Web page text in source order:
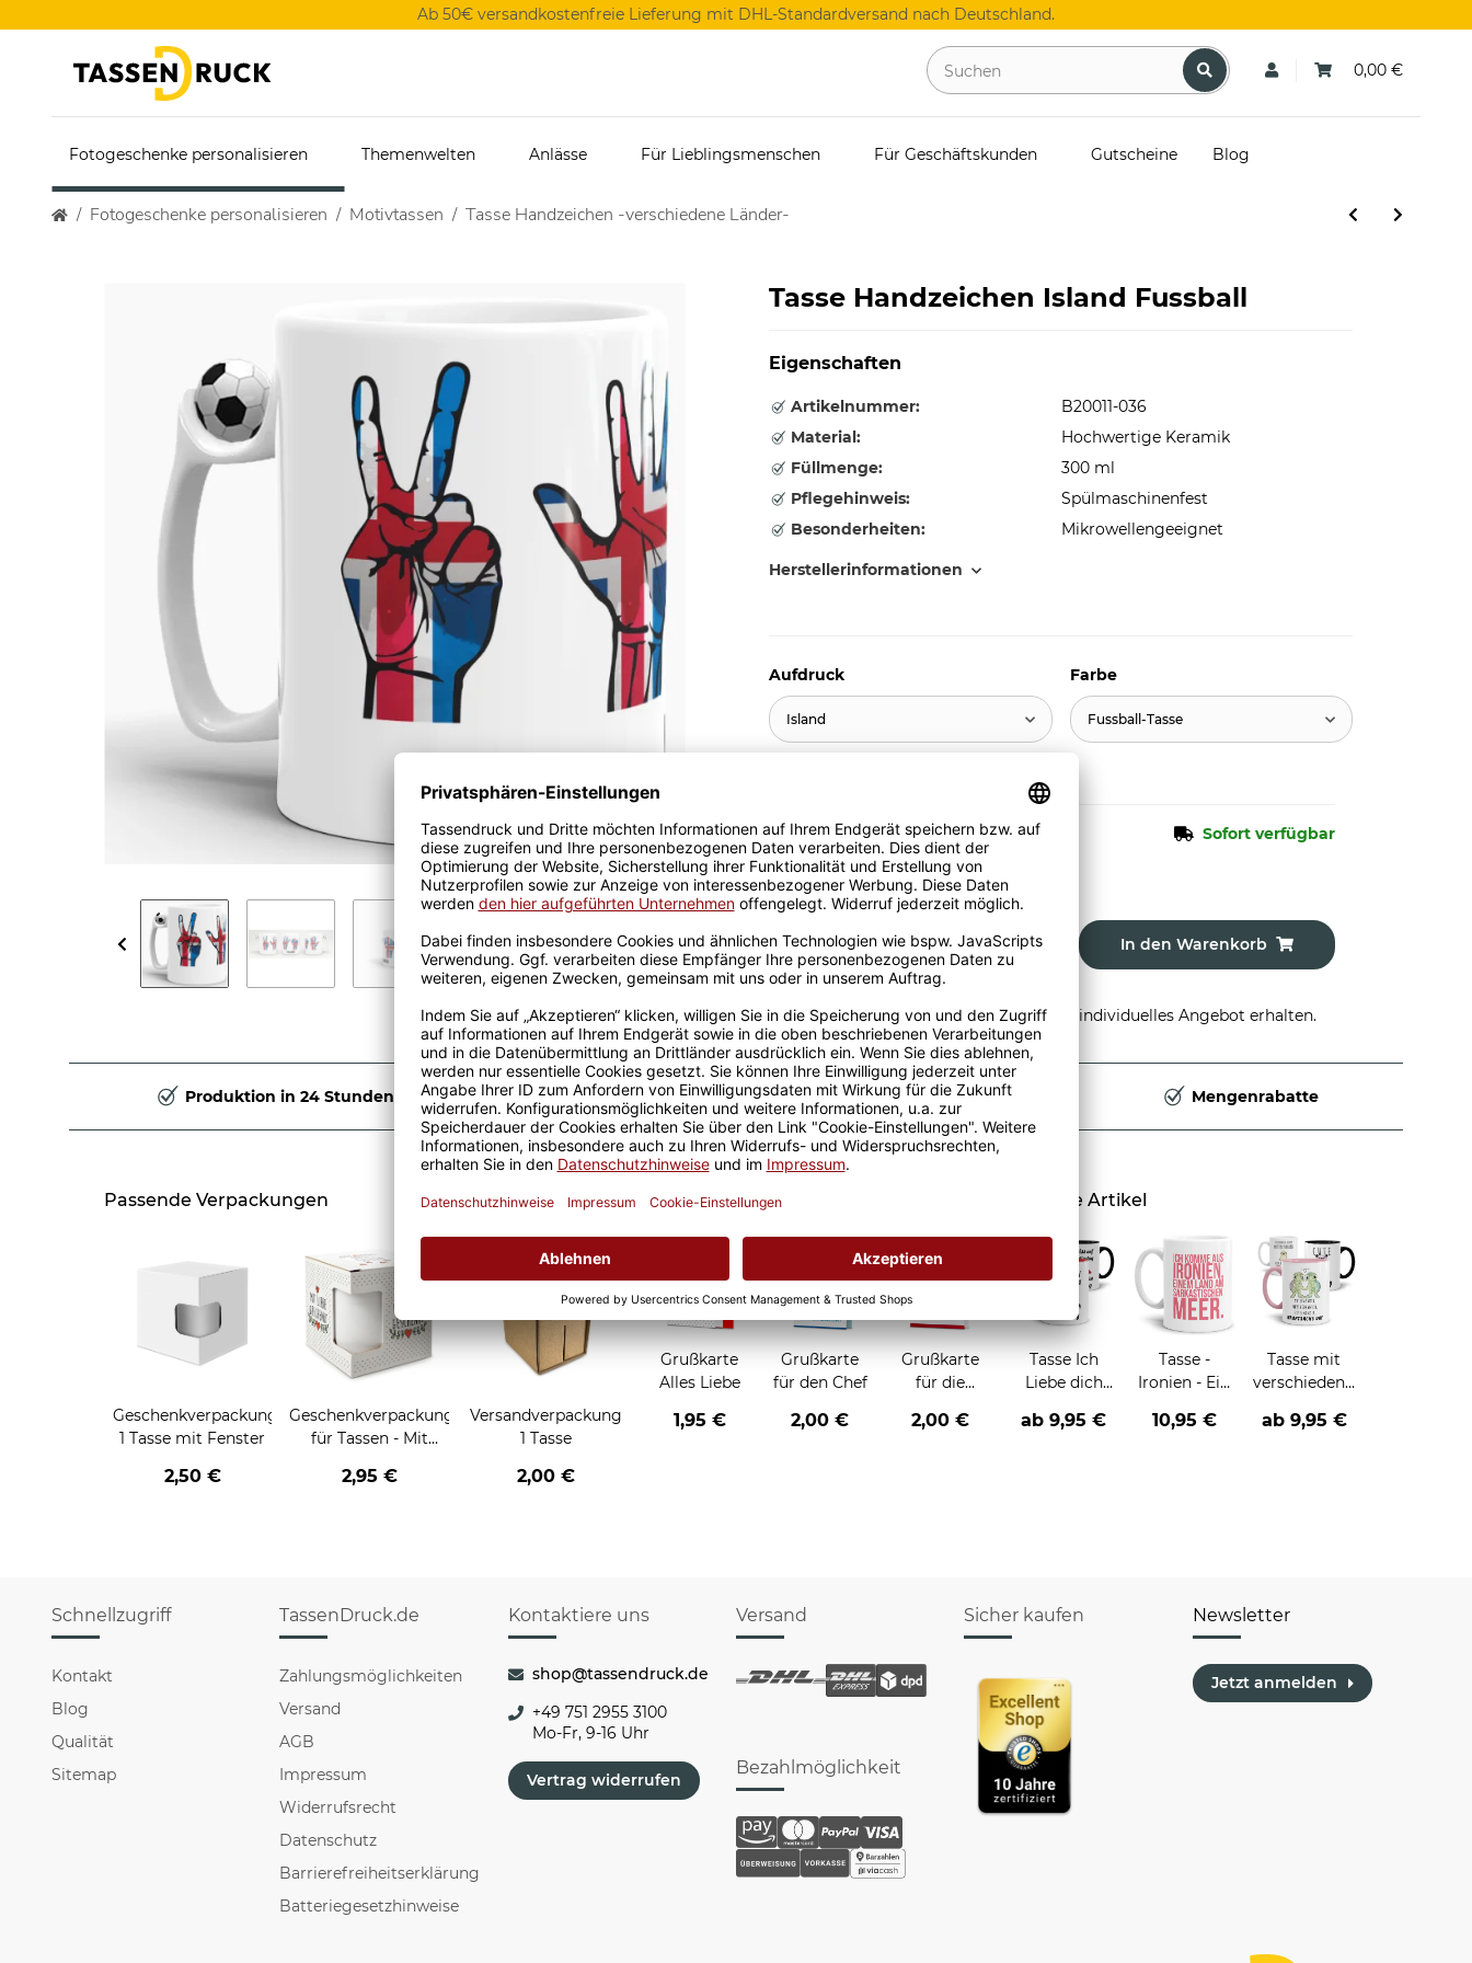
Ab 50€ versandkostenfreie Lieferung mit DHL-Standardversand nach Deutschland.
0,00 €
Fotogeschenke personalisieren Themenwelten Anlässe Für Lieblingsmenschen Für Geschäftskunden Gutscheine Blog
Fotogeschenke personalisieren Motivtassen Tasse Handzeichen -verschiedene Länder-
Tasse Handzeichen Island Fussball
Eigenschaften
Artikelnummer:
B20011-036
Material:
Hochwertige Keramik
Füllmenge:
300 ml
Pflegehinweis:
Spülmaschinenfest
Besonderheiten:
Mikrowellengeeignet
Herstellerinformationen
Aufdruck
Island
Farbe
Fussball-Tasse
10,95 € Sofort verfügbar
inkl. 19% MwSt. , zzgl. Versand
Stk In den Warenkorb
Größere Stückzahl? Anfrage stellen und individuelles Angebot erhalten.
Produktion in 24 Stunden Sicherer Kauf Auf Rechnung Produktion in Deutschland Mengenrabatte
Passende Verpackungen
Geschenkverpackung
1 Tasse mit Fenster
2,50 €
Geschenkverpackung
für Tassen - Mit
2,95 €
Versandverpackung
1 Tasse
2,00 €
Grußkarten zum Verschenken
Grußkarte
Alles Liebe
1,95 €
Grußkarte
für den Chef
2,00 €
Grußkarte
für die
2,00 €
Ähnliche Artikel
Tasse Ich
Liebe dich
ab9,95 €
Tasse -
Ironien - Ein
sarkastischen
10,95 €
Tasse mit
verschiedenen
Sprüchen
ab 9,95 €
Schnellzugriff
Kontakt
Blog
Qualität
Sitemap
TassenDruck.de
Zahlungsmöglichkeiten
Versand
AGB
Impressum
Widerrufsrecht
Datenschutz
Barrierefreiheitserklärung
Batteriegesetzhinweise
Kontaktiere uns
shop@tassendruck.de
+49 751 2955 3100
Mo-Fr, 9-16 Uhr
Vertrag widerrufen
Versand
Bezahlmöglichkeit
Sicher kaufen Newsletter
Jetzt anmelden